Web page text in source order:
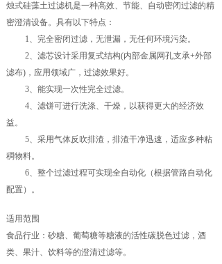
烛式硅藻土过滤机是一种高效、节能、自动密闭过滤的精
密澄清设备。具有以下特点：
1、完全密闭过滤，无泄漏，无任何环境污染。
2、滤芯设计采用复式结构(内部金属网孔支承+外部
滤布)，应用领域广，过滤效果好。
3、能实现一次性完全过滤。
4、滤饼可进行洗涤、干燥，以获得更大的经济效
益。
5、采用气体反吹排渣，排渣干净迅速，适应多种粘
稠物料。
6、整个过滤过程可实现全自动化（根据管路自动化
配置）。
适用范围
食品行业：砂糖、葡萄糖等糖液的活性碳脱色过滤，酒
类、果汁、饮料等的澄清过滤等。